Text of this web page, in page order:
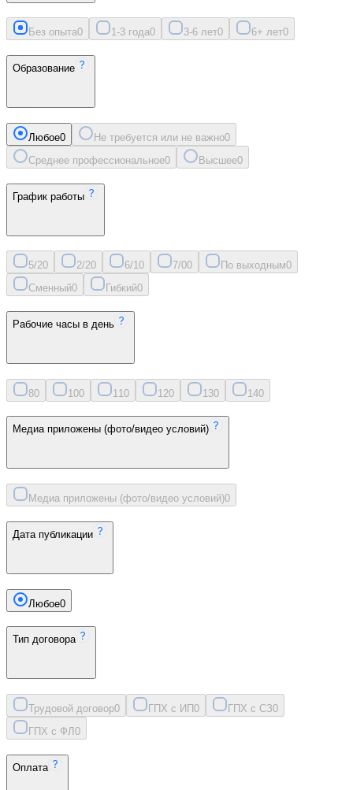
Без опыта0 1-3 года0 3-6 лет0 6+ лет0
Образование
Любое0 Не требуется или не важно0
Среднее профессиональное0 Высшее0
График работы
5/20 2/20 6/10 7/00 По выходным0
Сменный0 Гибкий0
Рабочие часы в день
80 100 11 0 120 130 140
Медиа приложены (фото/видео условий)
Медиа приложены (фото/видео условий)0
Дата публикации
Любое0
Тип договора
Трудовой договор0 ГПХ с ИП0 ГПХ с СЗ0
ГПХ с ФЛ 0
Оплата